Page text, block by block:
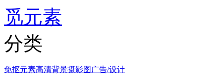
觅元素
分类
免抠元素高清背景摄影图 广告/设计